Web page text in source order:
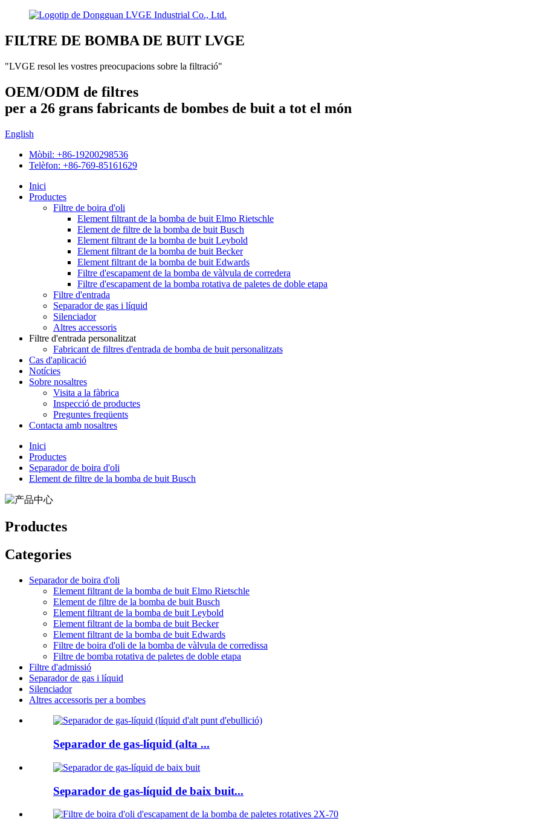
FILTRE DE BOMBA DE BUIT LVGE
"LVGE resol les vostres preocupacions sobre la filtració"
OEM/ODM de filtres
per a 26 grans fabricants de bombes de buit a tot el món
English
Mòbil: +86-19200298536
Telèfon: +86-769-85161629
Inici
Productes
Filtre de boira d'oli
Element filtrant de la bomba de buit Elmo Rietschle
Element de filtre de la bomba de buit Busch
Element filtrant de la bomba de buit Leybold
Element filtrant de la bomba de buit Becker
Element filtrant de la bomba de buit Edwards
Filtre d'escapament de la bomba de vàlvula de corredera
Filtre d'escapament de la bomba rotativa de paletes de doble etapa
Filtre d'entrada
Separador de gas i líquid
Silenciador
Altres accessoris
Filtre d'entrada personalitzat
Fabricant de filtres d'entrada de bomba de buit personalitzats
Cas d'aplicació
Notícies
Sobre nosaltres
Visita a la fàbrica
Inspecció de productes
Preguntes freqüents
Contacta amb nosaltres
Inici
Productes
Separador de boira d'oli
Element de filtre de la bomba de buit Busch
Productes
Categories
Separador de boira d'oli
Element filtrant de la bomba de buit Elmo Rietschle
Element de filtre de la bomba de buit Busch
Element filtrant de la bomba de buit Leybold
Element filtrant de la bomba de buit Becker
Element filtrant de la bomba de buit Edwards
Filtre de boira d'oli de la bomba de vàlvula de corredissa
Filtre de bomba rotativa de paletes de doble etapa
Filtre d'admissió
Separador de gas i líquid
Silenciador
Altres accessoris per a bombes
Separador de gas-líquid (alta ...
Separador de gas-líquid de baix buit...